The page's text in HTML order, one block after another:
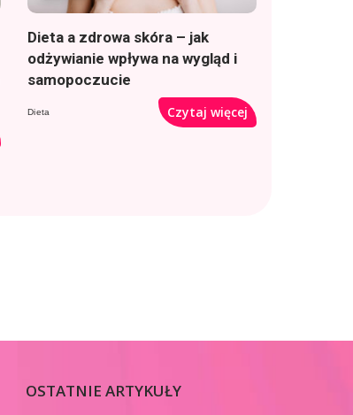
Dieta a zdrowa skóra – jak
odżywianie wpływa na wygląd i
samopoczucie
Dieta Czytaj więcej
OSTATNIE ARTYKUŁY